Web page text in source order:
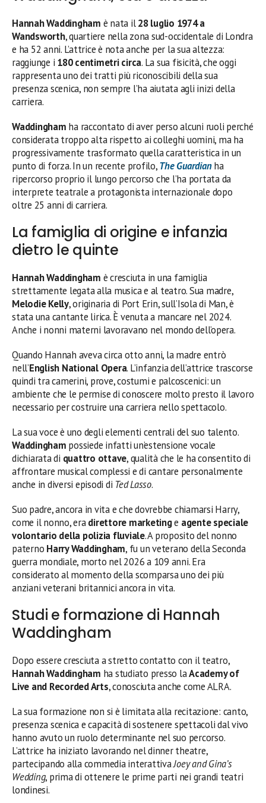
Hannah Waddingham è nata il28 luglio 1974 a
Wandsworth, quartiere nella zona sud-occidentale di Londra
e ha 52 anni. L’attrice è nota anche per la sua altezza:
raggiunge i 180 centimetri circa. La sua fisicità, che oggi
rappresenta uno dei tratti più riconoscibili della sua
presenza scenica, non sempre l’ha aiutata agli inizi della
carriera.
Waddingham ha raccontato di aver perso alcuni ruoli perché
considerata troppo alta rispetto ai colleghi uomini, ma ha
progressivamente trasformato quella caratteristica in un
punto di forza. In un recente profilo,The Guardianha
ripercorso proprio il lungo percorso che l’ha portata da
interprete teatrale a protagonista internazionale dopo
oltre 25 anni di carriera.
La famiglia di origine e infanzia
dietro le quinte
Hannah Waddingham è cresciuta in una famiglia
strettamente legata alla musica e al teatro. Sua madre,
Melodie Kelly, originaria di Port Erin, sull’Isola di Man, è
stata una cantante lirica. È venuta a mancare nel 2024.
Anche i nonni materni lavoravano nel mondo dell’opera.
Quando Hannah aveva circa otto anni, la madre entrò
nell’English National Opera. L’infanzia dell’attrice trascorse
quindi tra camerini, prove, costumi e palcoscenici: un
ambiente che le permise di conoscere molto presto il lavoro
necessario per costruire una carriera nello spettacolo.
La sua voce è uno degli elementi centrali del suo talento.
Waddingham possiede infatti un’estensione vocale
dichiarata di quattro ottave, qualità che le ha consentito di
affrontare musical complessi e di cantare personalmente
anche in diversi episodi di Ted Lasso.
Suo padre, ancora in vita e che dovrebbe chiamarsi Harry,
come il nonno, eradirettore marketinge agente speciale
volontario della polizia fluviale. A proposito del nonno
paterno Harry Waddingham, fu un veterano della Seconda
guerra mondiale, morto nel 2026 a 109 anni. Era
considerato al momento della scomparsa uno dei più
anziani veterani britannici ancora in vita.
Studi e formazione di Hannah
Waddingham
Dopo essere cresciuta a stretto contatto con il teatro,
Hannah Waddingham ha studiato presso laAcademy of
Live and Recorded Arts, conosciuta anche come ALRA.
La sua formazione non si è limitata alla recitazione: canto,
presenza scenica e capacità di sostenere spettacoli dal vivo
hanno avuto un ruolo determinante nel suo percorso.
L’attrice ha iniziato lavorando nel dinner theatre,
partecipando alla commedia interattivaJoey and Gina’s
Wedding, prima di ottenere le prime parti nei grandi teatri
londinesi.